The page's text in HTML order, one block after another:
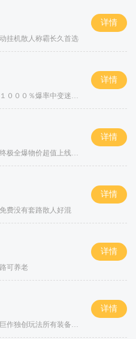
挂机散人称霸长久首选
详情
００％爆率中变迷失单职
详情
全爆物价超值上线送神器
详情
费没有套路散人好混
详情
可养老
详情
独创玩法所有装备靠打
详情